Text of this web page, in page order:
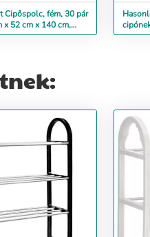
Cipőspolc, fém, 30 pár
x 52 cm x 140 cm,
fekete/